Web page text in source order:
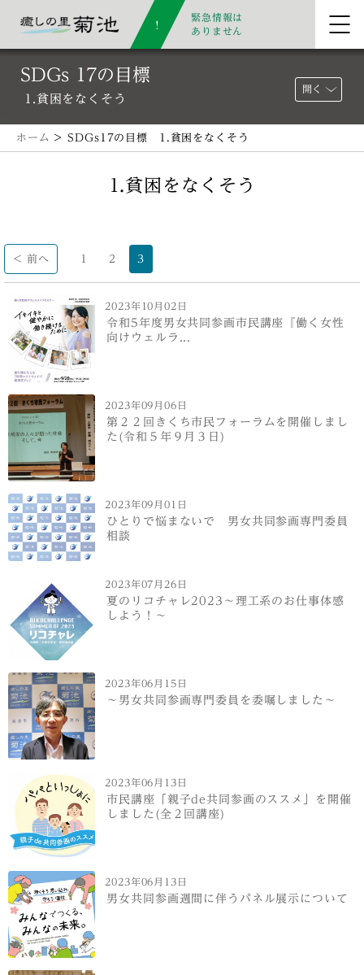
緊急情報は
ありません
SDGs 17の目標
1.貧困をなくそう
開く
ホーム > SDGs17の目標 1.貧困をなくそう
1.貧困をなくそう
< 前へ 1 2 3
2023年10月02日
令和5年度男女共同参画市民講座『働く女性
向けウェルラ...
2023年09月06日
第２２回きくち市民フォーラムを開催しまし
た(令和５年９月３日)
2023年09月01日
ひとりで悩まないで 男女共同参画専門委員
相談
2023年07月26日
夏のリコチャレ2023～理工系のお仕事体感
しよう！～
2023年06月15日
～男女共同参画専門委員を委嘱しました～
2023年06月13日
市民講座「親子de共同参画のススメ」を開催
しました(全２回講座)
2023年06月13日
男女共同参画週間に伴うパネル展示について